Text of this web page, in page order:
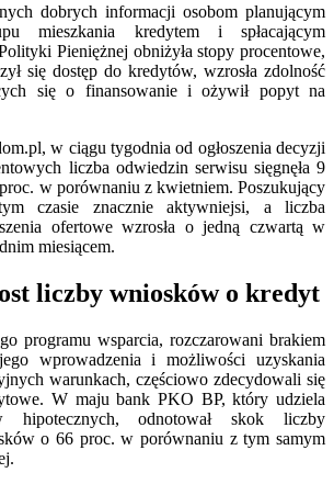
dobrych informacji osobom planującym
mieszkania kredytem i spłacającym
Pieniężnej obniżyła stopy procentowe,
się dostęp do kredytów, wzrosła zdolność
się o finansowanie i ożywił popyt na
w ciągu tygodnia od ogłoszenia decyzji
liczba odwiedzin serwisu sięgnęła 9
w porównaniu z kwietniem. Poszukujący
czasie znacznie aktywniejsi, a liczba
ofertowe wzrosła o jedną czwartą w
miesiącem.
liczby wniosków o kredyt
programu wsparcia, rozczarowani brakiem
wprowadzenia i możliwości uzyskania
warunkach, częściowo zdecydowali się
W maju bank PKO BP, który udziela
hipotecznych, odnotował skok liczby
o 66 proc. w porównaniu z tym samym